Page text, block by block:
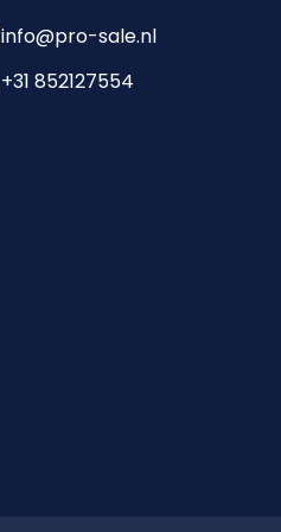
info@pro-sale.nl
+31 852127554